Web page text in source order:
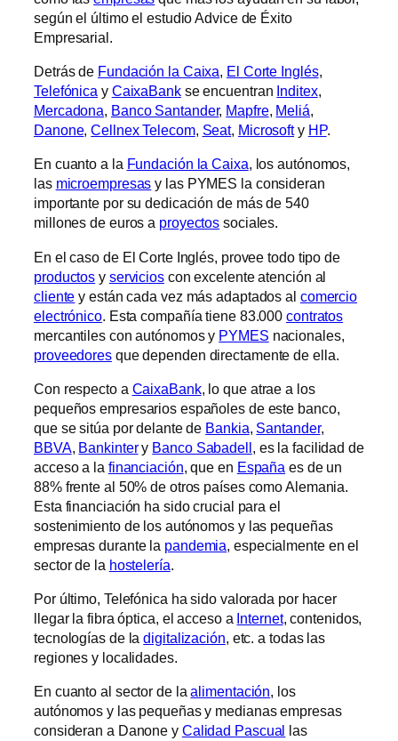
según el último el estudio Advice de Éxito
Empresarial.
Detrás de Fundación la Caixa, El Corte Inglés,
Telefónica y CaixaBankse encuentran Inditex,
Mercadona, Banco Santander, Mapfre, Meliá,
Danone,Cellnex Telecom, Seat, Microsofty HP.
En cuanto a la Fundación la Caixa, los autónomos,
las microempresas y las PYMES la consideran
importante por su dedicación de más de 540
millones de euros a proyectos sociales.
En el caso de El Corte Inglés, provee todo tipo de
productos y servicioscon excelente atención al
cliente y están cada vez más adaptados al comercio
electrónico. Esta compañía tiene 83.000contratos
mercantiles con autónomos y PYMES nacionales,
proveedoresque dependen directamente de ella.
Con respecto a CaixaBank, lo que atrae a los
pequeños empresarios españoles de este banco,
que se sitúa por delante de Bankia, Santander,
BBVA, Bankintery Banco Sabadell, es la facilidad de
acceso a la financiación, que en España es de un
88% frente al 50% de otros países como Alemania.
Esta financiación ha sido crucial para el
sostenimiento de los autónomos y las pequeñas
empresas durante la pandemia, especialmente en el
sector de la hostelería.
Por último, Telefónica ha sido valorada por hacer
llegar la fibra óptica, el acceso a Internet, contenidos,
tecnologías de ladigitalización, etc. a todas las
regiones y localidades.
En cuanto al sector de laalimentación, los
autónomos y las pequeñas y medianas empresas
consideran a Danone y Calidad Pascual
las